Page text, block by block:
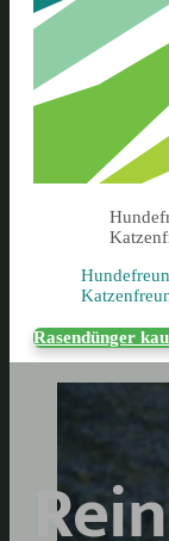
Rasendünger